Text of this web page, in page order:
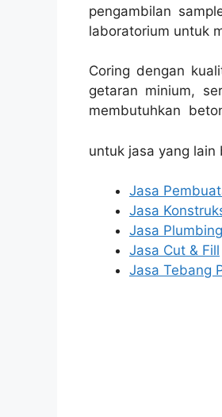
pengambilan
laboratorium untuk
Coring dengan
getaran minium,
membutuhkan
untuk jasa yang
Jasa
Jasa
Jasa
Jasa Cut & Fill
Jasa Tebang